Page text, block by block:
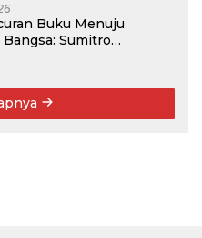
Buku Menuju
Sumitro